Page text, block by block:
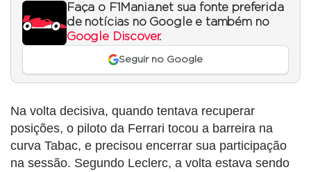
Faça o F1Mania.net sua fonte preferida
de notícias no Google e também no
Google Discover.
Seguir no Google
Na volta decisiva, quando tentava recuperar
posições, o piloto da Ferrari tocou a barreira na
curva Tabac, e precisou encerrar sua participação
na sessão. Segundo Leclerc, a volta estava sendo